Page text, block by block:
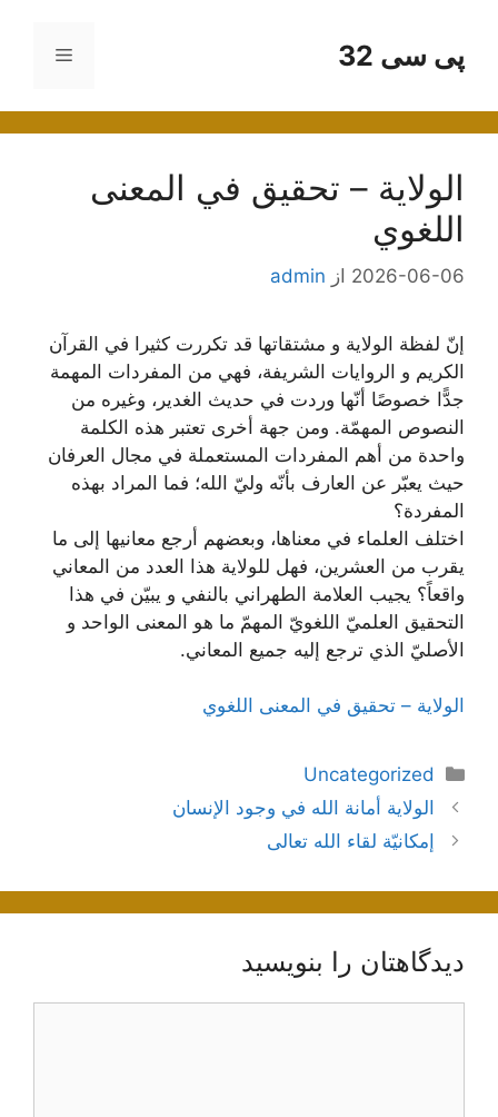
محتواپی سی 32 فهرست
الولاية – تحقيق في المعنى
اللغوي
2026-06-06 از admin
إنّ لفظة الولاية و مشتقاتها قد تكررت كثيرا في القرآن
الكريم و الروايات الشريفة، فهي من المفردات المهمة
جدًّا خصوصًا أنّها وردت في حديث الغدير، وغيره من
النصوص المهمّة. ومن جهة أخرى تعتبر هذه الكلمة
واحدة من أهم المفردات المستعملة في مجال العرفان
حيث يعبّر عن العارف بأنّه وليّ الله؛ فما المراد بهذه
المفردة؟
اختلف العلماء في معناها، وبعضهم أرجع معانيها إلى ما
يقرب من العشرين، فهل للولاية هذا العدد من المعاني
واقعاً؟ يجيب العلامة الطهراني بالنفي و يبيّن في هذا
التحقيق العلميّ اللغويّ المهمّ ما هو المعنى الواحد و
الأصليّ الذي ترجع إليه جميع المعاني.
الولاية – تحقيق في المعنى اللغوي
دسته‌ها
Uncategorized
ناوبری
نوشته‌ها
الولاية أمانة الله في وجود الإنسان
إمكانيّة لقاء الله تعالى
دیدگاهتان را بنویسید